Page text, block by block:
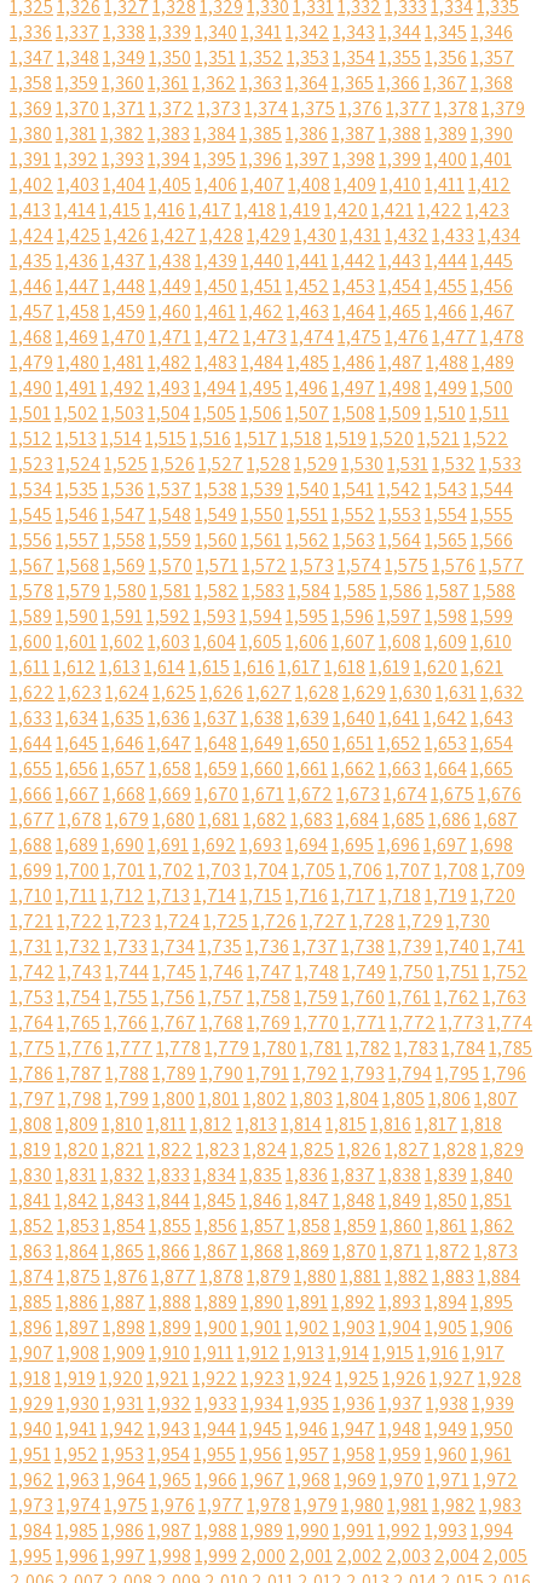
1,3251,3261,3271,3281,3291,3301,3311,3321,3331,3341,335
1,3361,3371,3381,3391,3401,3411,3421,3431,3441,3451,346
1,3471,3481,3491,3501,3511,3521,3531,3541,3551,3561,357
1,3581,3591,3601,3611,3621,3631,3641,3651,3661,3671,368
1,3691,3701,3711,3721,3731,3741,3751,3761,3771,3781,379
1,3801,3811,3821,3831,3841,3851,3861,3871,3881,3891,390
1,3911,3921,3931,3941,3951,3961,3971,3981,3991,4001,401
1,4021,4031,4041,4051,4061,4071,4081,4091,4101,4111,412
1,4131,4141,4151,4161,4171,4181,4191,4201,4211,4221,423
1,4241,4251,4261,4271,4281,4291,4301,4311,4321,4331,434
1,4351,4361,4371,4381,4391,4401,4411,4421,4431,4441,445
1,4461,4471,4481,4491,4501,4511,4521,4531,4541,4551,456
1,4571,4581,4591,4601,4611,4621,4631,4641,4651,4661,467
1,4681,4691,4701,4711,4721,4731,4741,4751,4761,4771,478
1,4791,4801,4811,4821,4831,4841,4851,4861,4871,4881,489
1,4901,4911,4921,4931,4941,4951,4961,4971,4981,4991,500
1,5011,5021,5031,5041,5051,5061,5071,5081,5091,5101,511
1,5121,5131,5141,5151,5161,5171,5181,5191,5201,5211,522
1,5231,5241,5251,5261,5271,5281,5291,5301,5311,5321,533
1,5341,5351,5361,5371,5381,5391,5401,5411,5421,5431,544
1,5451,5461,5471,5481,5491,5501,5511,5521,5531,5541,555
1,5561,5571,5581,5591,5601,5611,5621,5631,5641,5651,566
1,5671,5681,5691,5701,5711,5721,5731,5741,5751,5761,577
1,5781,5791,5801,5811,5821,5831,5841,5851,5861,5871,588
1,5891,5901,5911,5921,5931,5941,5951,5961,5971,5981,599
1,6001,6011,6021,6031,6041,6051,6061,6071,6081,6091,610
1,6111,6121,6131,6141,6151,6161,6171,6181,6191,6201,621
1,6221,6231,6241,6251,6261,6271,6281,6291,6301,6311,632
1,6331,6341,6351,6361,6371,6381,6391,6401,6411,6421,643
1,6441,6451,6461,6471,6481,6491,6501,6511,6521,6531,654
1,6551,6561,6571,6581,6591,6601,6611,6621,6631,6641,665
1,6661,6671,6681,6691,6701,6711,6721,6731,6741,6751,676
1,6771,6781,6791,6801,6811,6821,6831,6841,6851,6861,687
1,6881,6891,6901,6911,6921,6931,6941,6951,6961,6971,698
1,6991,7001,7011,7021,7031,7041,7051,7061,7071,7081,709
1,7101,7111,7121,7131,7141,7151,7161,7171,7181,7191,720
1,7211,7221,7231,7241,7251,7261,7271,7281,7291,730
1,7311,7321,7331,7341,7351,7361,7371,7381,7391,7401,741
1,7421,7431,7441,7451,7461,7471,7481,7491,7501,7511,752
1,7531,7541,7551,7561,7571,7581,7591,7601,7611,7621,763
1,7641,7651,7661,7671,7681,7691,7701,7711,7721,7731,774
1,7751,7761,7771,7781,7791,7801,7811,7821,7831,7841,785
1,7861,7871,7881,7891,7901,7911,7921,7931,7941,7951,796
1,7971,7981,7991,8001,8011,8021,8031,8041,8051,8061,807
1,8081,8091,8101,8111,8121,8131,8141,8151,8161,8171,818
1,8191,8201,8211,8221,8231,8241,8251,8261,8271,8281,829
1,8301,8311,8321,8331,8341,8351,8361,8371,8381,8391,840
1,8411,8421,8431,8441,8451,8461,8471,8481,8491,8501,851
1,8521,8531,8541,8551,8561,8571,8581,8591,8601,8611,862
1,8631,8641,8651,8661,8671,8681,8691,8701,8711,8721,873
1,8741,8751,8761,8771,8781,8791,8801,8811,8821,8831,884
1,8851,8861,8871,8881,8891,8901,8911,8921,8931,8941,895
1,8961,8971,8981,8991,9001,9011,9021,9031,9041,9051,906
1,9071,9081,9091,9101,9111,9121,9131,9141,9151,9161,917
1,9181,9191,9201,9211,9221,9231,9241,9251,9261,9271,928
1,9291,9301,9311,9321,9331,9341,9351,9361,9371,9381,939
1,9401,9411,9421,9431,9441,9451,9461,9471,9481,9491,950
1,9511,9521,9531,9541,9551,9561,9571,9581,9591,9601,961
1,9621,9631,9641,9651,9661,9671,9681,9691,9701,9711,972
1,9731,9741,9751,9761,9771,9781,9791,9801,9811,9821,983
1,9841,9851,9861,9871,9881,9891,9901,9911,9921,9931,994
1,9951,9961,9971,9981,999 2,000 2,0012,002 2,003 2,0042,005